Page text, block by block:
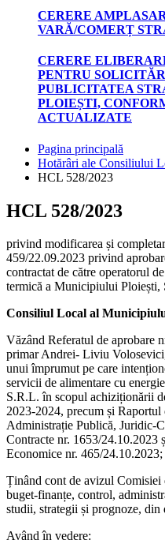
CERERE
VARĂ/COMERȚ
CERERE
PENTRU
PUBLICITATEA
PLOIEȘTI,
ACTUALIZATE
Pagina principală
Hotărâri ale Consiliului
HCL 528/2023
HCL 528/2023
privind modificarea și
459/22.09.2023 privind
contractat de către operatorul
termică a Municipiului Ploiești,
Consiliul Local al
Văzând Referatul de aprobare
primar Andrei- Liviu
unui împrumut pe care
servicii de alimentare cu
S.R.L. în scopul achiziționării
2023-2024, precum și
Administrație Publică, Juridic-
Contracte nr. 1653/24.10.2023
Economice nr. 465/24.10.2023;
Ținând cont de avizul Comisiei
buget-finanțe, control,
studii, strategii și prognoze, din
Având în vedere: